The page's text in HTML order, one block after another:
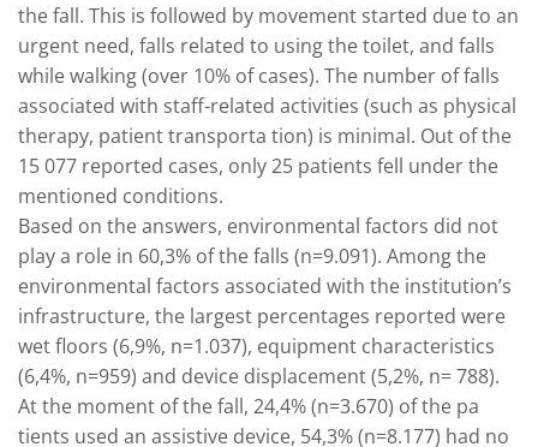
the fall. This is followed by movement started due to an
urgent need, falls related to using the toilet, and falls
while walking (over 10% of cases). The number of falls
associated with staff-related activities (such as physical
therapy, patient transporta tion) is minimal. Out of the
15 077 reported cases, only 25 patients fell under the
mentioned conditions.
Based on the answers, environmental factors did not
play a role in 60,3% of the falls (n=9.091). Among the
environmental factors associated with the institution’s
infrastructure, the largest percentages reported were
wet floors (6,9%, n=1.037), equipment characteristics
(6,4%, n=959) and device displacement (5,2%, n= 788).
At the moment of the fall, 24,4% (n=3.670) of the pa
tients used an assistive device, 54,3% (n=8.177) had no